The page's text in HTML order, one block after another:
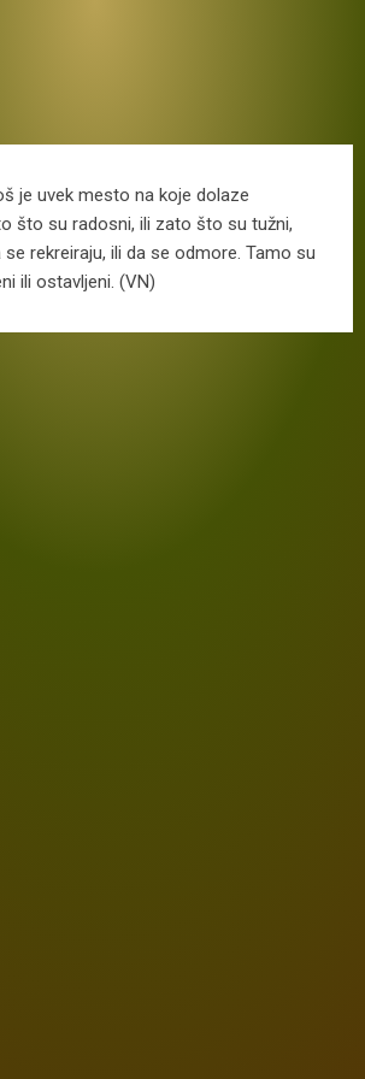
je uvek mesto na koje dolaze
što su radosni, ili zato što su tužni,
rekreiraju, ili da se odmore. Tamo su
ili ostavljeni. (VN)